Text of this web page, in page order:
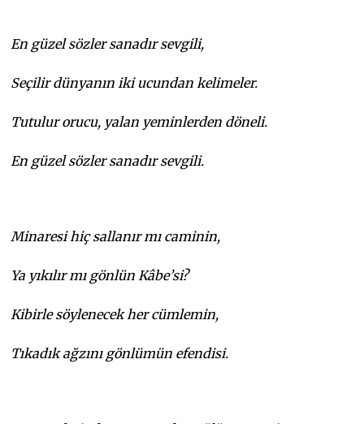
En güzel sözler sanadır sevgili,
Seçilir dünyanın iki ucundan kelimeler.
Tutulur orucu, yalan yeminlerden döneli.
En güzel sözler sanadır sevgili.
Minaresi hiç sallanır mı caminin,
Ya yıkılır mı gönlün Kâbe’si?
Kibirle söylenecek her cümlemin,
Tıkadık ağzını gönlümün efendisi.